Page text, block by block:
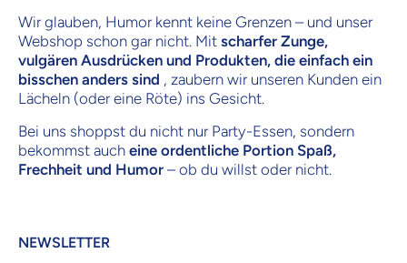
Wir glauben, Humor kennt keine Grenzen – und unser
Webshop schon gar nicht. Mit scharfer Zunge,
vulgären Ausdrücken und Produkten, die einfach ein
bisschen anders sind , zaubern wir unseren Kunden ein
Lächeln (oder eine Röte) ins Gesicht.
Bei uns shoppst du nicht nur Party-Essen, sondern
bekommst auch eine ordentliche Portion Spaß,
Frechheit und Humor – ob du willst oder nicht.
NEWSLETTER